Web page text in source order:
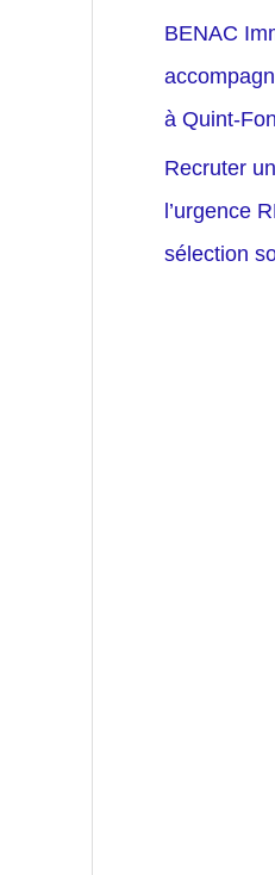
BENAC
à Quint-
Recruter
l’urgence
sélection